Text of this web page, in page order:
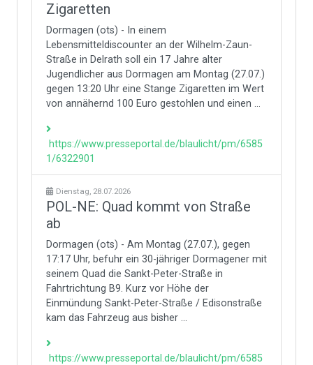
Zigaretten
Dormagen (ots) - In einem
Lebensmitteldiscounter an der Wilhelm-Zaun-
Straße in Delrath soll ein 17 Jahre alter
Jugendlicher aus Dormagen am Montag (27.07.)
gegen 13:20 Uhr eine Stange Zigaretten im Wert
von annähernd 100 Euro gestohlen und einen ...
https://www.presseportal.de/blaulicht/pm/6585
1/6322901
Dienstag, 28.07.2026
POL-NE: Quad kommt von Straße
ab
Dormagen (ots) - Am Montag (27.07.), gegen
17:17 Uhr, befuhr ein 30-jähriger Dormagener mit
seinem Quad die Sankt-Peter-Straße in
Fahrtrichtung B9. Kurz vor Höhe der
Einmündung Sankt-Peter-Straße / Edisonstraße
kam das Fahrzeug aus bisher ...
https://www.presseportal.de/blaulicht/pm/6585